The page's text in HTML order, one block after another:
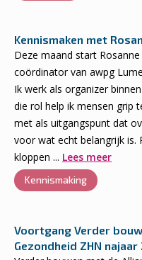
Kennismaken met
Deze maand start
coördinator van awpg
Ik werk als organizer
die rol help ik mensen grip
met als uitgangspunt dat
voor wat echt belangrijk is.
kloppen ... Lees meer
Kennismaking
Voortgang Verder
Gezondheid ZHN najaar